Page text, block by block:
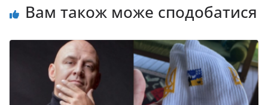
Вам також може сподобатися